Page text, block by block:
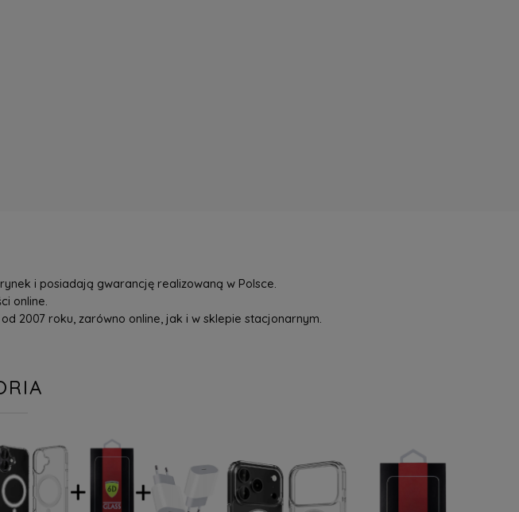
i posiadają gwarancję realizowaną w Polsce.
online.
2007 roku, zarówno online, jak i w sklepie stacjonarnym.